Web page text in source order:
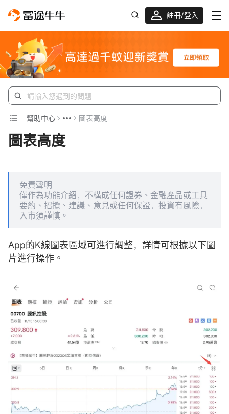
註冊/登入
高達過千蚊獎賞
幫助中心 圖表高度
圖表高度
免責聲明
僅作為功能介紹，不構成任何證券、金融產品或工具
要約、招攬、建議、意見或任何保證，投資有風險，
入市須謹慎。
App的K線圖表區域可進行調整，詳情可根據以下圖
片進行操作。